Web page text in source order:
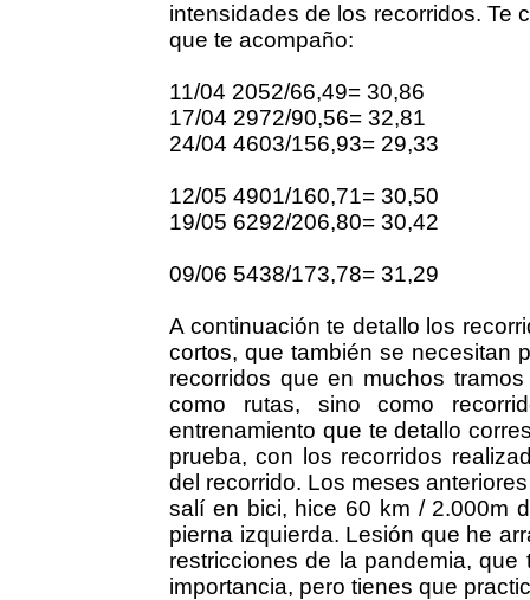
intensidades de los recorridos. Te
que te acompaño:
11/04 2052/66,49= 30,86
17/04 2972/90,56= 32,81
24/04 4603/156,93= 29,33
12/05 4901/160,71= 30,50
19/05 6292/206,80= 30,42
09/06 5438/173,78= 31,29
A continuación te detallo los
cortos, que también se necesitan
recorridos que en muchos
como rutas, sino como
entrenamiento que te detallo
prueba, con los recorridos
del recorrido. Los meses
salí en bici, hice 60 km / 2.000m
pierna izquierda. Lesión que he
restricciones de la pandemia,
importancia, pero tienes que